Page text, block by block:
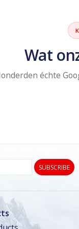
Wat
échte
SUBSCRIBE